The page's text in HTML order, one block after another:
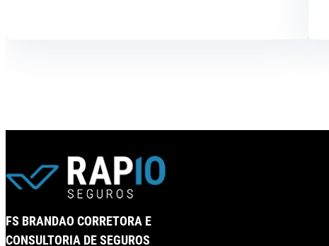
FS BRANDAO CORRETORA E
CONSULTORIA DE SEGUROS